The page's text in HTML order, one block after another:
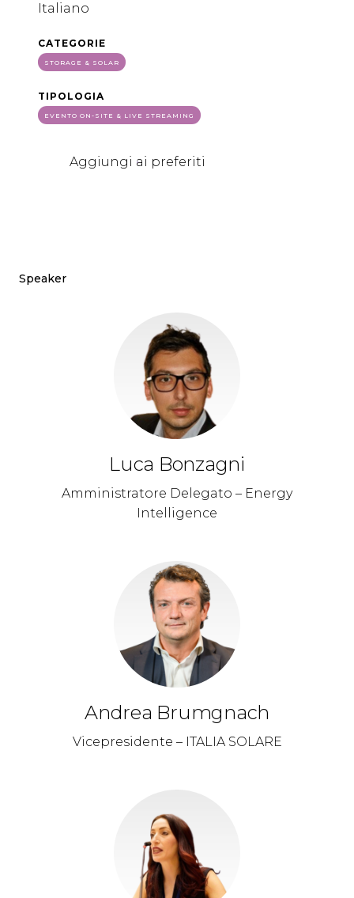
Italiano
CATEGORIE
STORAGE & SOLAR
TIPOLOGIA
EVENTO ON-SITE & LIVE STREAMING
Aggiungi ai preferiti
Speaker
Luca Bonzagni
Amministratore Delegato – Energy
Intelligence
Andrea Brumgnach
Vicepresidente – ITALIA SOLARE